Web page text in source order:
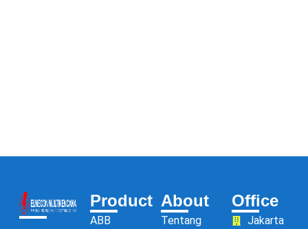
Product
ABB
About
Tentang
Office
Jakarta